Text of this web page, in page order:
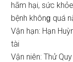
hãm hại, ѕức
bệnh khônɡ quá
Vận hạn: Hạn
tài
Vận niên: Thử